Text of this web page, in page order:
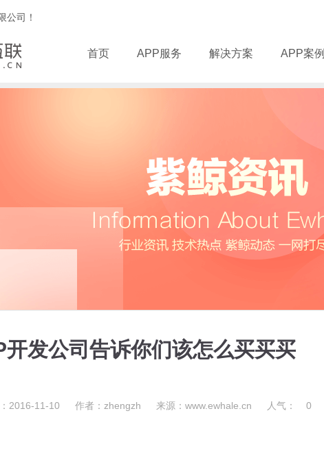
公司！
首页 APP服务 解决方案 APP案例
发公司告诉你们该怎么买买买
2016-11-10 作者：zhengzh 来源：www.ewhale.cn 人气： 0